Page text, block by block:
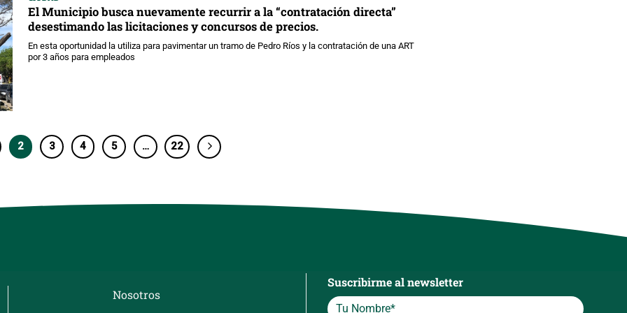
El Municipio busca nuevamente recurrir a la “contratación directa”
desestimando las licitaciones y concursos de precios.
En esta oportunidad la utiliza para pavimentar un tramo de Pedro Ríos y la contratación de una ART
por 3 años para empleados
2 3 4 5 … 22
Nosotros
Suscribirme al newsletter